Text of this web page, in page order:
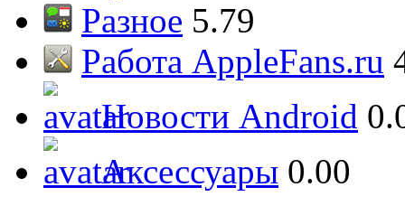
Разное 5.79
Работа AppleFans.ru
Новости Android
Аксессуары 0.00